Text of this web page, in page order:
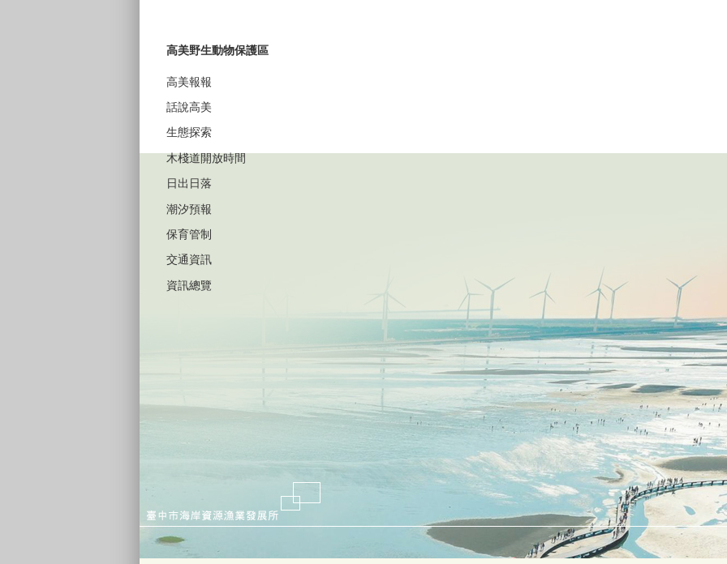
高美野生動物保護區
高美報報
話說高美
生態探索
木棧道開放時間
日出日落
潮汐預報
保育管制
交通資訊
資訊總覽